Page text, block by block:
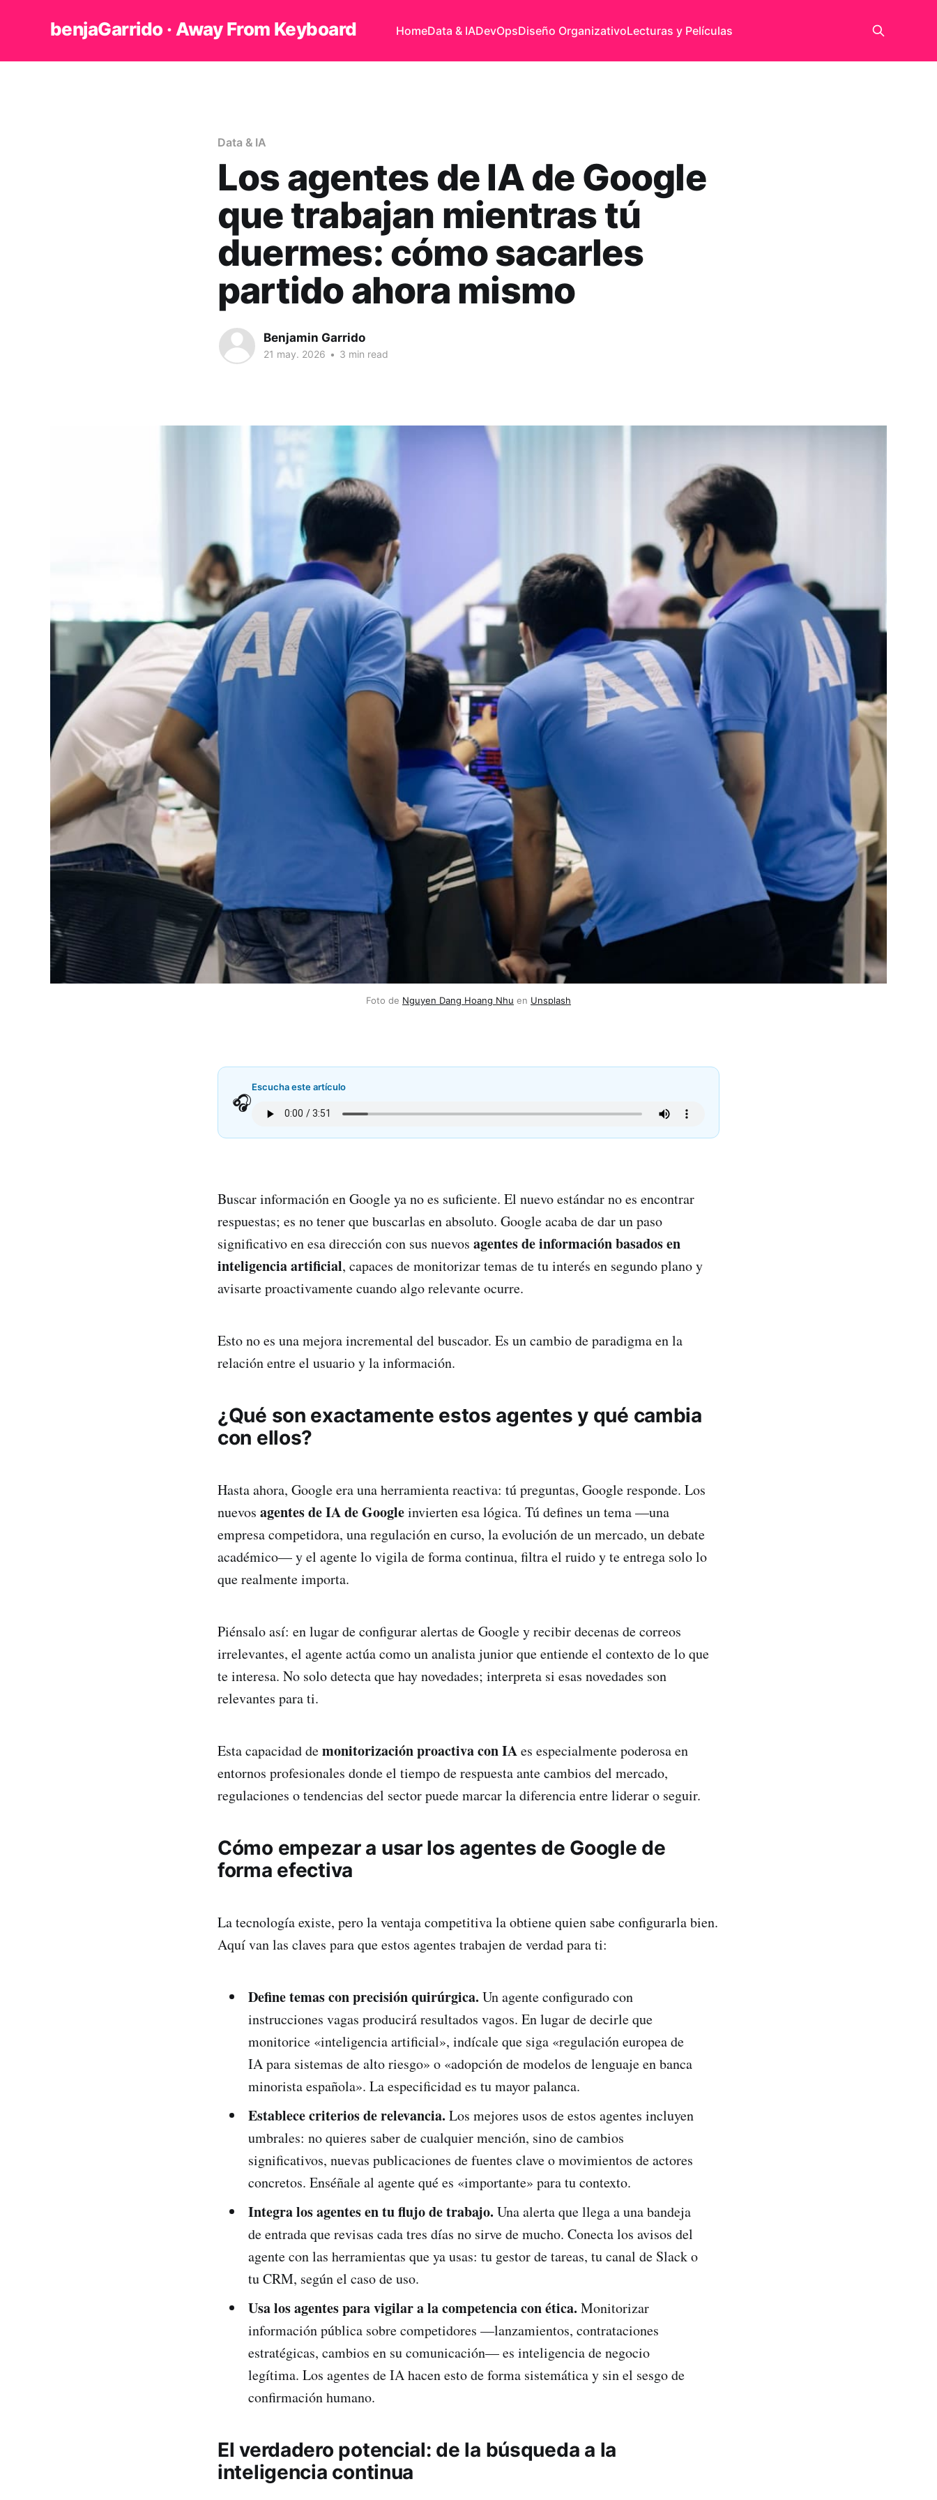
benjaGarrido · Away From Keyboard HomeData & IADevOpsDiseño OrganizativoLecturas y Películas
Data & IA
Los agentes de IA de Google
que trabajan mientras tú
duermes: cómo sacarles
partido ahora mismo
Benjamin Garrido
21 may. 2026 • 3 min read
Foto de Nguyen Dang Hoang Nhu en Unsplash
🎧
Escucha este artículo
Buscar información en Google ya no es suficiente. El nuevo estándar no es encontrar
respuestas; es no tener que buscarlas en absoluto. Google acaba de dar un paso
significativo en esa dirección con sus nuevos agentes de información basados en
inteligencia artificial, capaces de monitorizar temas de tu interés en segundo plano y
avisarte proactivamente cuando algo relevante ocurre.
Esto no es una mejora incremental del buscador. Es un cambio de paradigma en la
relación entre el usuario y la información.
¿Qué son exactamente estos agentes y qué cambia
con ellos?
Hasta ahora, Google era una herramienta reactiva: tú preguntas, Google responde. Los
nuevos agentes de IA de Googleinvierten esa lógica. Tú defines un tema —una
empresa competidora, una regulación en curso, la evolución de un mercado, un debate
académico— y el agente lo vigila de forma continua, filtra el ruido y te entrega solo lo
que realmente importa.
Piénsalo así: en lugar de configurar alertas de Google y recibir decenas de correos
irrelevantes, el agente actúa como un analista junior que entiende el contexto de lo que
te interesa. No solo detecta que hay novedades; interpreta si esas novedades son
relevantes para ti.
Esta capacidad demonitorización proactiva con IAes especialmente poderosa en
entornos profesionales donde el tiempo de respuesta ante cambios del mercado,
regulaciones o tendencias del sector puede marcar la diferencia entre liderar o seguir.
Cómo empezar a usar los agentes de Google de
forma efectiva
La tecnología existe, pero la ventaja competitiva la obtiene quien sabe configurarla bien.
Aquí van las claves para que estos agentes trabajen de verdad para ti:
Define temas con precisión quirúrgica. Un agente configurado con
instrucciones vagas producirá resultados vagos. En lugar de decirle que
monitorice «inteligencia artificial», indícale que siga «regulación europea de
IA para sistemas de alto riesgo» o «adopción de modelos de lenguaje en banca
minorista española». La especificidad es tu mayor palanca.
Establece criterios de relevancia. Los mejores usos de estos agentes incluyen
umbrales: no quieres saber de cualquier mención, sino de cambios
significativos, nuevas publicaciones de fuentes clave o movimientos de actores
concretos. Enséñale al agente qué es «importante» para tu contexto.
Integra los agentes en tu flujo de trabajo. Una alerta que llega a una bandeja
de entrada que revisas cada tres días no sirve de mucho. Conecta los avisos del
agente con las herramientas que ya usas: tu gestor de tareas, tu canal de Slack o
tu CRM, según el caso de uso.
Usa los agentes para vigilar a la competencia con ética. Monitorizar
información pública sobre competidores —lanzamientos, contrataciones
estratégicas, cambios en su comunicación— es inteligencia de negocio
legítima. Los agentes de IA hacen esto de forma sistemática y sin el sesgo de
confirmación humano.
El verdadero potencial: de la búsqueda a la
inteligencia continua